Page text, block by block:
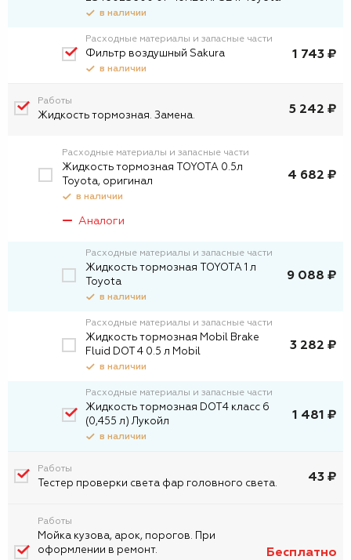
в наличии
Расходные материалы и запасные части
Фильтр воздушный Sakura
в наличии
1 743 ₽
Работы
Жидкость тормозная. Замена. 5 242 ₽
Расходные материалы и запасные части
Жидкость тормозная TOYOTA 0.5л
Toyota, оригинал
в наличии
4 682 ₽
Аналоги
Расходные материалы и запасные части
Жидкость тормозная TOYOTA 1 л
Toyota
в наличии
9 088 ₽
Расходные материалы и запасные части
Жидкость тормозная Mobil Brake
Fluid DOT 4 0.5 л Mobil
в наличии
3 282 ₽
Расходные материалы и запасные части
Жидкость тормозная DOT4 класс 6
(0,455 л) Лукойл
в наличии
1 481 ₽
Работы
Тестер проверки света фар головного света. 43 ₽
Работы
Мойка кузова, арок, порогов. При
оформлении в ремонт.
Бесплатно